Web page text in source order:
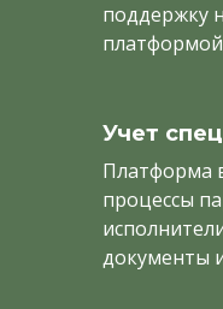
поддержку
Учет
Платформа
процессы
документы